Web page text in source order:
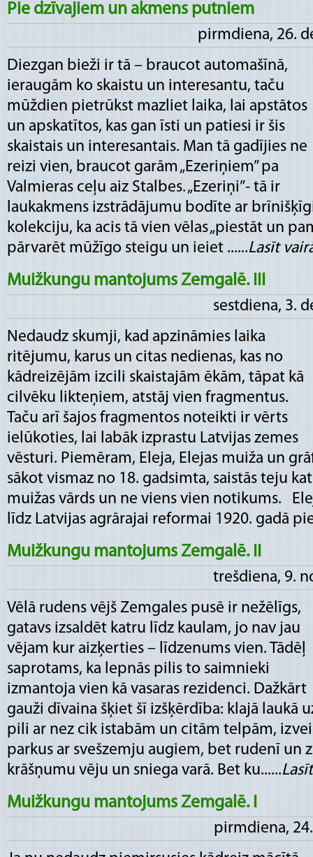
Pie dzīvajiem un akmens putniem
pirmdiena, 26.
Diezgan bieži ir tā – braucot automašīnā,
ieraugām ko skaistu un interesantu, taču
mūždien pietrūkst mazliet laika, lai apstātos
un apskatītos, kas gan īsti un patiesi ir šis
skaistais un interesantais. Man tā gadījies ne
reizi vien, braucot garām „Ezeriņiem” pa
Valmieras ceļu aiz Stalbes. „Ezeriņi”- tā ir
laukakmens izstrādājumu bodīte ar
kolekciju, ka acis tā vien vēlas „piestāt un
pārvarēt mūžīgo steigu un ieiet ......Lasīt
Muižkungu mantojums Zemgalē. III
sestdiena, 3.
Nedaudz skumji, kad apzināmies laika
ritējumu, karus un citas nedienas, kas no
kādreizējām izcili skaistajām ēkām, tāpat kā
cilvēku likteņiem, atstāj vien fragmentus.
Taču arī šajos fragmentos noteikti ir vērts
ielūkoties, lai labāk izprastu Latvijas zemes
vēsturi. Piemēram, Eleja, Elejas muiža un
sākot vismaz no 18. gadsimta, saistās teju
muižas vārds un ne viens vien notikums.
līdz Latvijas agrārajai reformai 1920. gadā
Muižkungu mantojums Zemgalē. II
trešdiena, 9.
Vēlā rudens vējš Zemgales pusē ir nežēlīgs,
gatavs izsaldēt katru līdz kaulam, jo nav jau
vējam kur aizķerties – līdzenums vien. Tādēļ
saprotams, ka lepnās pilis to saimnieki
izmantoja vien kā vasaras rezidenci. Dažkārt
gauži dīvaina šķiet šī izšķērdība: klajā laukā
pili ar nez cik istabām un citām telpām,
parkus ar svešzemju augiem, bet rudenī un
krāšņumu vēju un sniega varā. Bet ku......
Muižkungu mantojums Zemgalē. I
pirmdiena,